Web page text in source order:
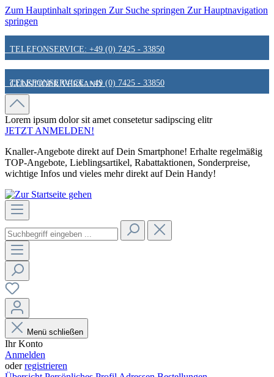
Zum Hauptinhalt springen Zur Suche springen Zur Hauptnavigation
springen
TELEFONSERVICE: +49 (0) 7425 - 33850
GÜNSTIGER VERSAND
FAIR & KUNDENORIENTIERT
HINWEIS ZU STATIONÄREN PREISEN
TELEFONSERVICE: +49 (0) 7425 - 33850
GÜNSTIGER VERSAND
FAIR & KUNDENORIENTIERT
HINWEIS ZU STATIONÄREN PREISEN
Lorem ipsum dolor sit amet consetetur sadipscing elitr
JETZT ANMELDEN!
Knaller-Angebote direkt auf Dein Smartphone! Erhalte regelmäßig
TOP-Angebote, Lieblingsartikel, Rabattaktionen, Sonderpreise,
wichtige Infos und vieles mehr direkt auf Dein Handy!
Menü schließen
Ihr Konto
Anmelden
oderregistrieren